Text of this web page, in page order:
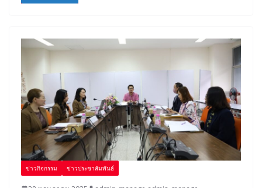
ข่าวกิจกรรม ข่าวประชาสัมพันธ์